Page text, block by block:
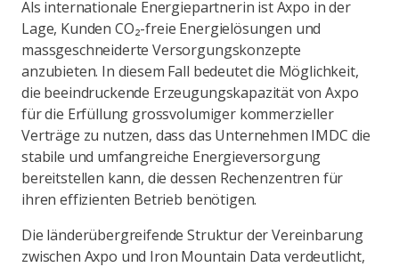
Als internationale Energiepartnerin ist Axpo in der
Lage, Kunden CO₂-freie Energielösungen und
massgeschneiderte Versorgungskonzepte
anzubieten. In diesem Fall bedeutet die Möglichkeit,
die beeindruckende Erzeugungskapazität von Axpo
für die Erfüllung grossvolumiger kommerzieller
Verträge zu nutzen, dass das Unternehmen IMDC die
stabile und umfangreiche Energieversorgung
bereitstellen kann, die dessen Rechenzentren für
ihren effizienten Betrieb benötigen.
Die länderübergreifende Struktur der Vereinbarung
zwischen Axpo und Iron Mountain Data verdeutlicht,